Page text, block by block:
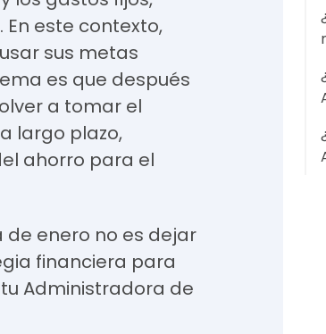
. En este contexto,
sus metas
es que después
a tomar el
largo plazo,
ahorro para el
enero no es dejar
financiera para
Administradora de